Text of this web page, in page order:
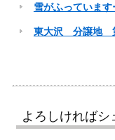
雪がふっています
東大沢 分譲地
よろしければシ